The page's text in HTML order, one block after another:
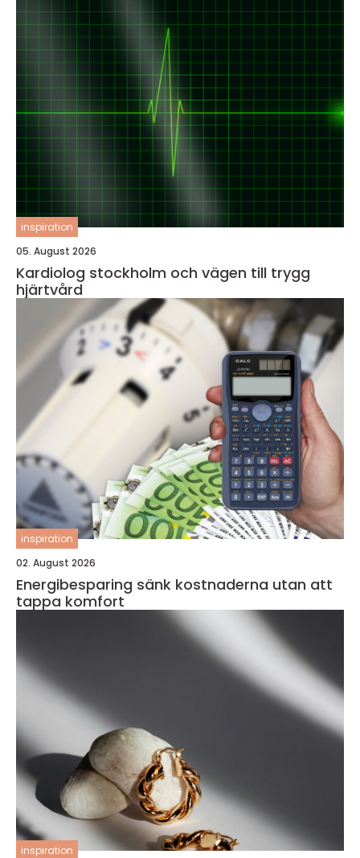
inspiration
05. August 2026
Kardiolog stockholm och vägen till trygg
hjärtvård
inspiration
02. August 2026
Energibesparing sänk kostnaderna utan att
tappa komfort
inspiration